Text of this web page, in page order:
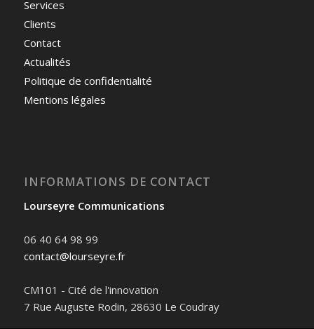
Services
Clients
Contact
Actualités
Politique de confidentialité
Mentions légales
INFORMATIONS DE CONTACT
Lourseyre Communications
06 40 64 98 99
contact@lourseyre.fr
CM101 - Cité de l'innovation
7 Rue Auguste Rodin, 28630 Le Coudray